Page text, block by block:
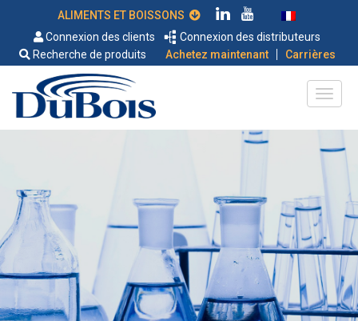
Connexion des clients
Connexion des distributeurs
Recherche de produits
Achetez maintenant | Carrières